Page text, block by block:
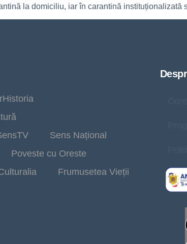
la domiciliu, iar în carantină instituționalizată
Sens Național
Poveste cu Oreste
Frumusetea Vieții